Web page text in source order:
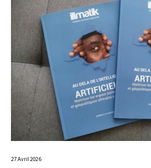
27 Avril 2026